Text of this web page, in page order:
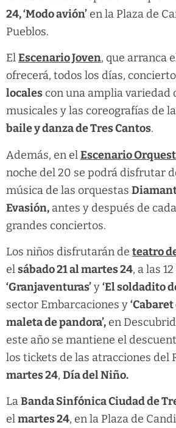
24, ‘Modo avión’ en la Plaza de
Pueblos.
ElEscenario Joven, que arranca
ofrecerá, todos los días,
localescon una amplia variedad
musicales y las coreografías de
baile y danza de Tres Cantos.
Además, en elEscenario
noche del 20 se podrá disfrutar
música de las orquestas
Evasión, antes y después de
grandes conciertos.
Los niños disfrutarán de teatro
elsábado 21 al martes 24, a las
‘Granjaventuras’y‘El soldadito
sector Embarcaciones y
maleta de pandora’, en
este año se mantiene el
los tickets de las atracciones del
martes 24, Día del Niño.
LaBanda Sinfónica Ciudad de
elmartes 24, en la Plaza de